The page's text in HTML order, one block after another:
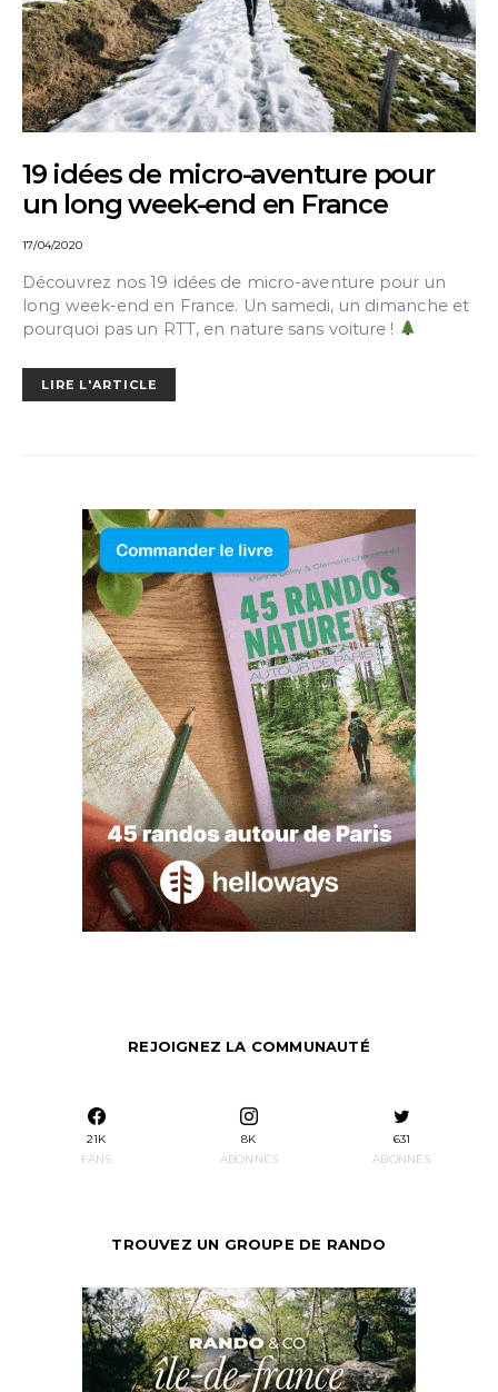
19 idées de micro-aventure pour
un long week-end en France
17/04/2020
Découvrez nos 19 idées de micro-aventure pour un
long week-end en France. Un samedi, un dimanche et
pourquoi pas un RTT, en nature sans voiture !
LIRE L'ARTICLE
REJOIGNEZ LA COMMUNAUTÉ
21K
FANS
8K
ABONNÉS
631
ABONNÉS
TROUVEZ UN GROUPE DE RANDO